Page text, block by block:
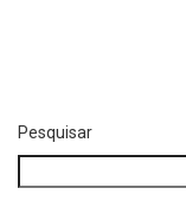
Pesquisar